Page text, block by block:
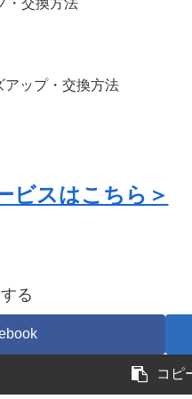
・交換方法
アップ・交換方法
ビスはこちら＞
る
コピ